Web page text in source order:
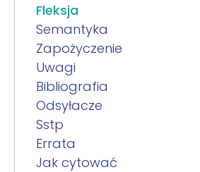
Fleksja
Semantyka
Zapożyczenie
Uwagi
Bibliografia
Odsyłacze
Sstp
Errata
Jak cytować